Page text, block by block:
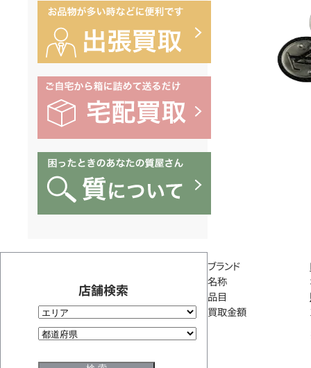
店舗検索
ブランド
名称
品目
買取金額